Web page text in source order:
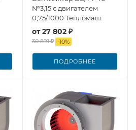
№3,15 с двигателем
0,75/1000 Тепломаш
от27 802 ₽
30 891 ₽ -10%
ПОДРОБНЕЕ